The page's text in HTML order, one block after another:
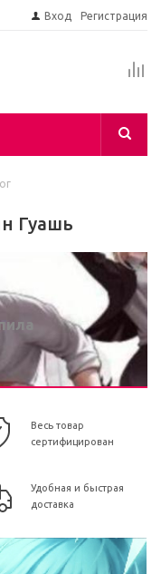
Вход Регистрация
Гуашь
Весь товар
сертифицирован
Удобная и быстрая
доставка